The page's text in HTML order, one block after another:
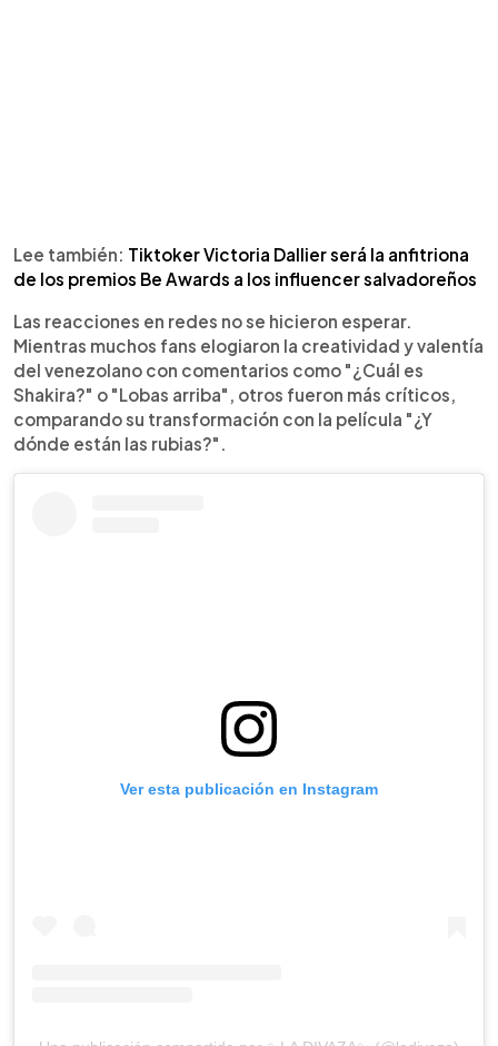
Lee también: Tiktoker Victoria Dallier será la anfitriona
de los premios Be Awards a los influencer salvadoreños
Las reacciones en redes no se hicieron esperar.
Mientras muchos fans elogiaron la creatividad y valentía
del venezolano con comentarios como "¿Cuál es
Shakira?" o "Lobas arriba", otros fueron más críticos,
comparando su transformación con la película "¿Y
dónde están las rubias?".
Ver esta publicación en Instagram